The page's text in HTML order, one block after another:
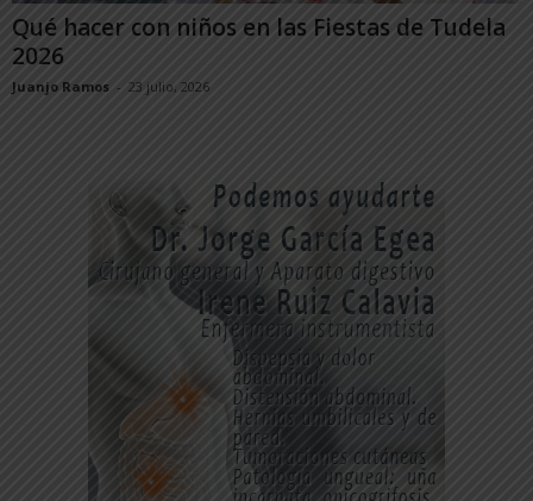
Qué hacer con niños en las Fiestas de Tudela
2026
Juanjo Ramos - 23 julio, 2026